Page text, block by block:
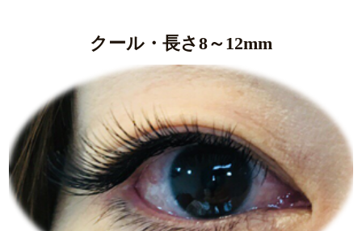
クール・長さ8～12mm